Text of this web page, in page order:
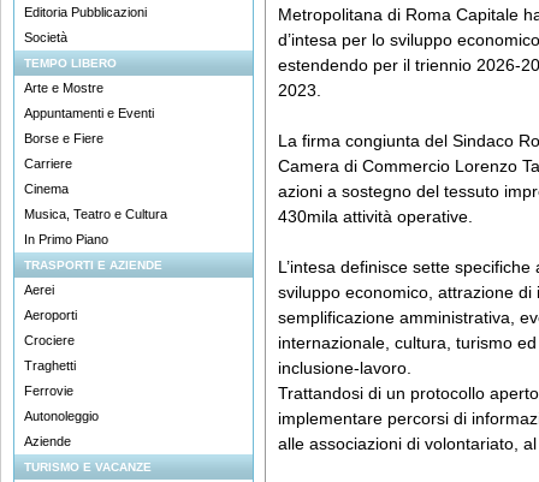
Editoria Pubblicazioni
Società
TEMPO LIBERO
Arte e Mostre
Appuntamenti e Eventi
Borse e Fiere
Carriere
Cinema
Musica, Teatro e Cultura
In Primo Piano
TRASPORTI E AZIENDE
Aerei
Aeroporti
Crociere
Traghetti
Ferrovie
Autonoleggio
Aziende
TURISMO E VACANZE
Metropolitana di Roma Capitale
d’intesa per lo sviluppo
estendendo per il triennio 2026-
2023.
La firma congiunta del Sindaco
Camera di Commercio Lorenzo
azioni a sostegno del tessuto
430mila attività operative.
L’intesa definisce sette
sviluppo economico, attrazione
semplificazione amministrativa,
internazionale, cultura, turismo
inclusione-lavoro.
Trattandosi di un protocollo
implementare percorsi di
alle associazioni di volontariato,